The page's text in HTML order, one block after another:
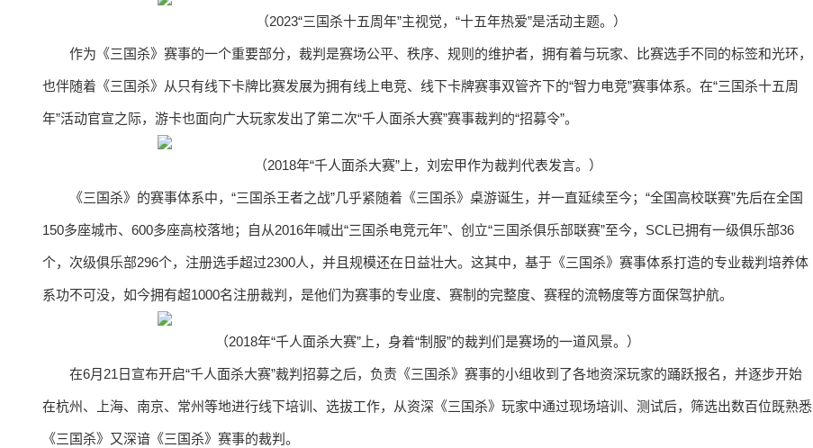
（2023“三国杀十五周年”主视觉，“十五年热爱”是活动主题。）
作为《三国杀》赛事的一个重要部分，裁判是赛场公平、秩序、规则的维护者，拥有着与玩家、比赛选手不同的标签和光环，
也伴随着《三国杀》从只有线下卡牌比赛发展为拥有线上电竞、线下卡牌赛事双管齐下的“智力电竞”赛事体系。在“三国杀十五周
年”活动官宣之际，游卡也面向广大玩家发出了第二次“千人面杀大赛”赛事裁判的“招募令”。
（2018年“千人面杀大赛”上，刘宏甲作为裁判代表发言。）
《三国杀》的赛事体系中，“三国杀王者之战”几乎紧随着《三国杀》桌游诞生，并一直延续至今；“全国高校联赛”先后在全国
150多座城市、600多座高校落地；自从2016年喊出“三国杀电竞元年”、创立“三国杀俱乐部联赛”至今，SCL已拥有一级俱乐部36
个，次级俱乐部296个，注册选手超过2300人，并且规模还在日益壮大。这其中，基于《三国杀》赛事体系打造的专业裁判培养体
系功不可没，如今拥有超1000名注册裁判，是他们为赛事的专业度、赛制的完整度、赛程的流畅度等方面保驾护航。
（2018年“千人面杀大赛”上，身着“制服”的裁判们是赛场的一道风景。）
在6月21日宣布开启“千人面杀大赛”裁判招募之后，负责《三国杀》赛事的小组收到了各地资深玩家的踊跃报名，并逐步开始
在杭州、上海、南京、常州等地进行线下培训、选拔工作，从资深《三国杀》玩家中通过现场培训、测试后，筛选出数百位既熟悉
《三国杀》又深谙《三国杀》赛事的裁判。